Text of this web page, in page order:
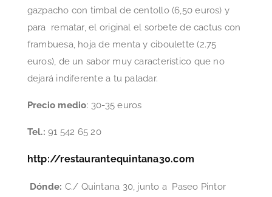
gazpacho con timbal de centollo (6,50 euros) y
para rematar, el original el sorbete de cactus con
frambuesa, hoja de menta y ciboulette (2.75
euros), de un sabor muy característico que no
dejará indiferente a tu paladar.
Precio medio: 30-35 euros
Tel.: 91 542 65 20
http://restaurantequintana30.com
Dónde: C./ Quintana 30, junto a Paseo Pintor